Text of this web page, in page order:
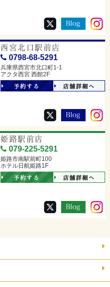
西宮北口駅前店
0798-68-5291
兵庫県西宮市北口町1-1
アクタ西宮 西館2F
予約する 店舗詳細へ
姫路駅前店
079-225-5291
姫路市南駅前町100
ホテル日航姫路1F
予約する 店舗詳細へ